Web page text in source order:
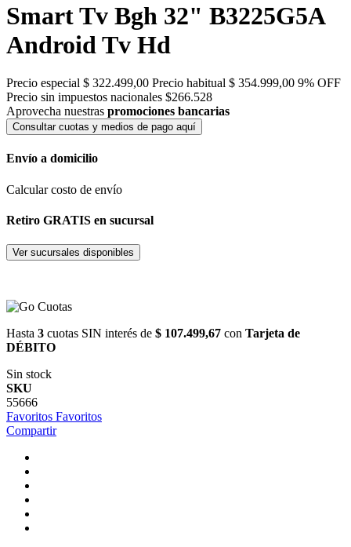
Smart Tv Bgh 32" B3225G5A
Android Tv Hd
Precio especial $ 322.499,00 Precio habitual $ 354.999,00 9% OFF
Precio sin impuestos nacionales $266.528
Aprovecha nuestras promociones bancarias
Consultar cuotas y medios de pago aquí
Envío a domicilio
Calcular costo de envío
Retiro GRATIS en sucursal
Ver sucursales disponibles
Hasta 3 cuotas SIN interés de $ 107.499,67 con Tarjeta de
DÉBITO
Sin stock
SKU
55666
Favoritos Favoritos
Compartir